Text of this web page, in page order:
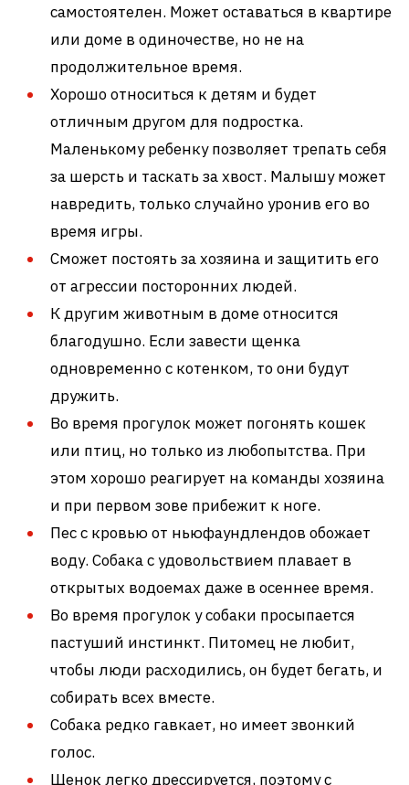
самостоятелен. Может оставаться в квартире
или доме в одиночестве, но не на
продолжительное время.
Хорошо относиться к детям и будет
отличным другом для подростка.
Маленькому ребенку позволяет трепать себя
за шерсть и таскать за хвост. Малышу может
навредить, только случайно уронив его во
время игры.
Сможет постоять за хозяина и защитить его
от агрессии посторонних людей.
К другим животным в доме относится
благодушно. Если завести щенка
одновременно с котенком, то они будут
дружить.
Во время прогулок может погонять кошек
или птиц, но только из любопытства. При
этом хорошо реагирует на команды хозяина
и при первом зове прибежит к ноге.
Пес с кровью от ньюфаундлендов обожает
воду. Собака с удовольствием плавает в
открытых водоемах даже в осеннее время.
Во время прогулок у собаки просыпается
пастуший инстинкт. Питомец не любит,
чтобы люди расходились, он будет бегать, и
собирать всех вместе.
Собака редко гавкает, но имеет звонкий
голос.
Щенок легко дрессируется, поэтому с